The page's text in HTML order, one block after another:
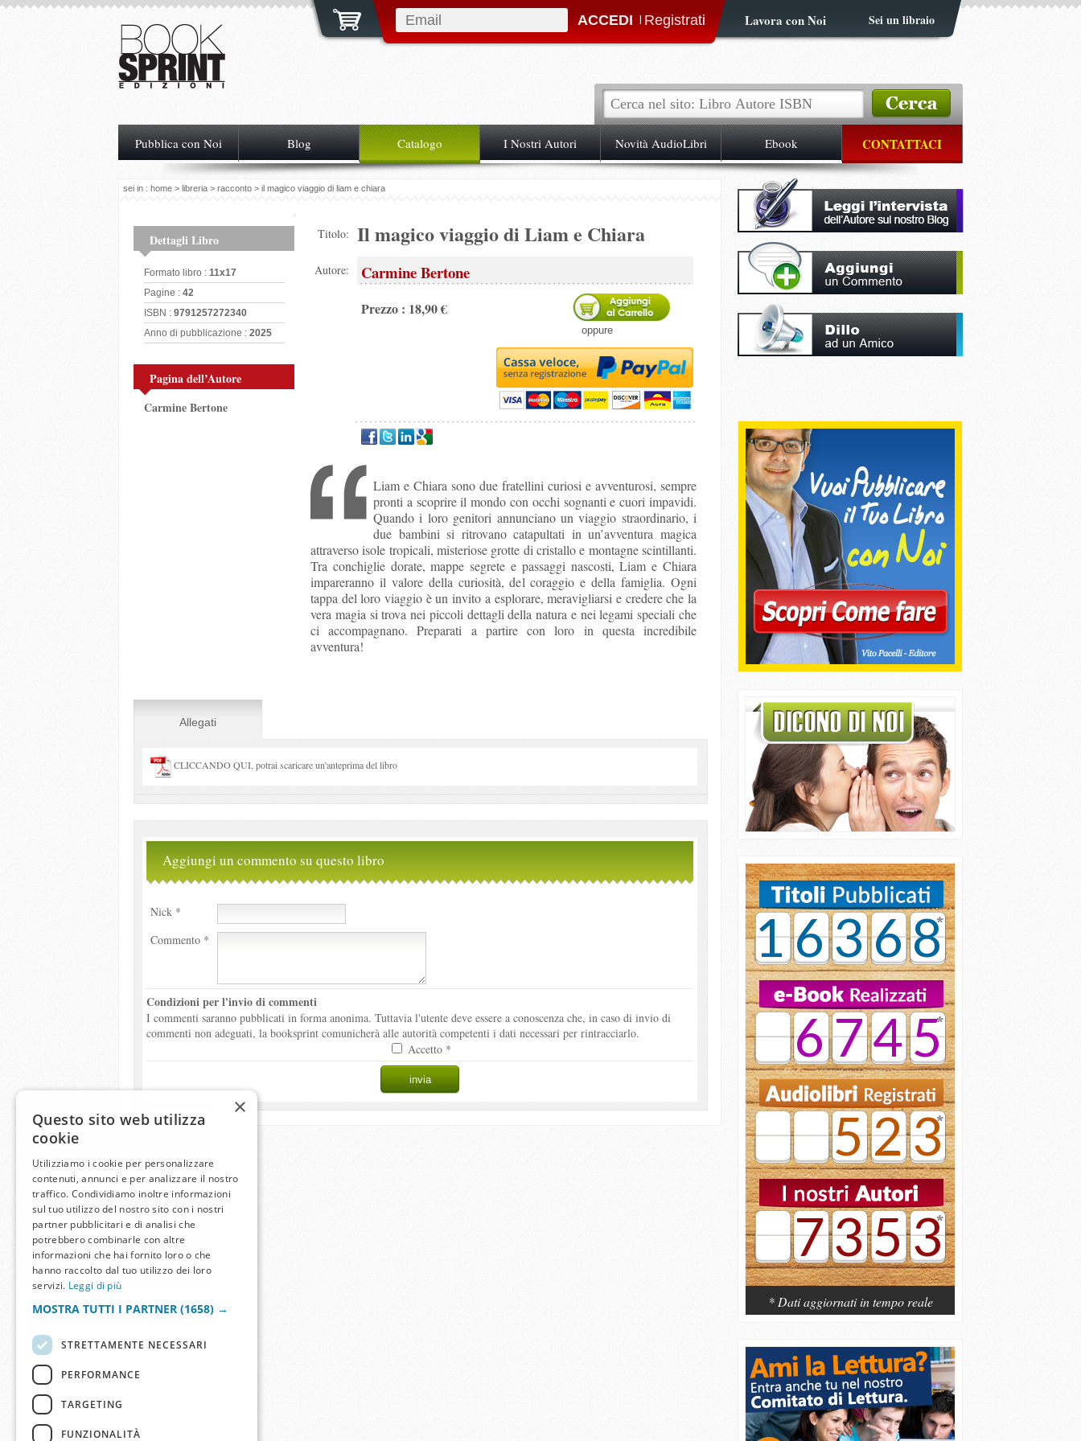
| Lavora con Noi Sei un libraio
Pubblica con Noi Blog Catalogo I Nostri Autori Novità AudioLibri Ebook CONTATTACI
sei in : home > libreria > racconto > il magico viaggio di liam e chiara
Dettagli Libro
Formato libro : 11x17
Pagine : 42
ISBN : 9791257272340
Anno di pubblicazione : 2025
Pagina dell’Autore
Carmine Bertone
Titolo: Il magico viaggio di Liam e Chiara
Autore: Carmine Bertone
Prezzo : 18,90 €
oppure
Liam e Chiara sono due fratellini curiosi e avventurosi, sempre
pronti a scoprire il mondo con occhi sognanti e cuori impavidi.
Quando i loro genitori annunciano un viaggio straordinario, i
due bambini si ritrovano catapultati in un’avventura magica
attraverso isole tropicali, misteriose grotte di cristallo e montagne scintillanti.
Tra conchiglie dorate, mappe segrete e passaggi nascosti, Liam e Chiara
impareranno il valore della curiosità, del coraggio e della famiglia. Ogni
tappa del loro viaggio è un invito a esplorare, meravigliarsi e credere che la
vera magia si trova nei piccoli dettagli della natura e nei legami speciali che
ci accompagnano. Preparati a partire con loro in questa incredibile
avventura!
Allegati
CLICCANDO QUI, potrai scaricare un'anteprima del libro
Aggiungi un commento su questo libro
Nick *
Commento *
Condizioni per l'invio di commenti
I commenti saranno pubblicati in forma anonima. Tuttavia l'utente deve essere a conoscenza che, in caso di invio di
commenti non adeguati, la booksprint comunicherà alle autorità competenti i dati necessari per rintracciarlo.
Accetto *
16368
6745
523
7353
* Dati aggiornati in tempo reale
×
Questo sito web utilizza
cookie
Utilizziamo i cookie per personalizzare
contenuti, annunci e per analizzare il nostro
traffico. Condividiamo inoltre informazioni
sul tuo utilizzo del nostro sito con i nostri
partner pubblicitari e di analisi che
potrebbero combinarle con altre
informazioni che hai fornito loro o che
hanno raccolto dal tuo utilizzo dei loro
servizi. Leggi di più
MOSTRA TUTTI I PARTNER (1658) →
STRETTAMENTE NECESSARI
PERFORMANCE
TARGETING
FUNZIONALITÀ